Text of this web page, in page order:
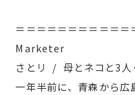
＝＝＝＝＝＝＝＝＝＝＝
Marketer
さとリ / 母とネコと3人
一年半前に、青森から広